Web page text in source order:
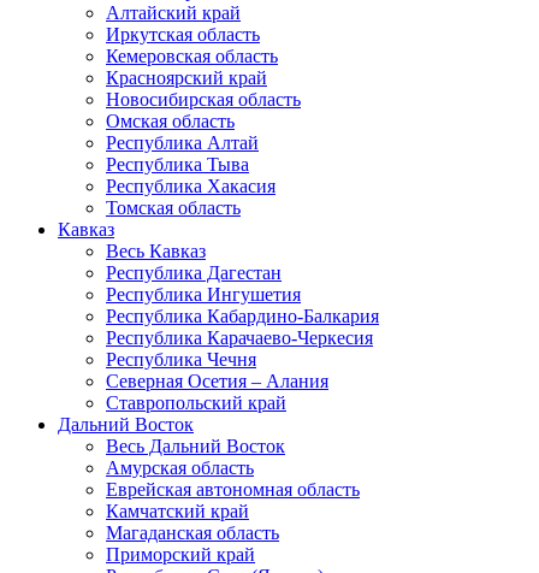
Алтайский край
Иркутская область
Кемеровская область
Красноярский край
Новосибирская область
Омская область
Республика Алтай
Республика Тыва
Республика Хакасия
Томская область
Кавказ
Весь Кавказ
Республика Дагестан
Республика Ингушетия
Республика Кабардино-Балкария
Республика Карачаево-Черкесия
Республика Чечня
Северная Осетия – Алания
Ставропольский край
Дальний Восток
Весь Дальний Восток
Амурская область
Еврейская автономная область
Камчатский край
Магаданская область
Приморский край